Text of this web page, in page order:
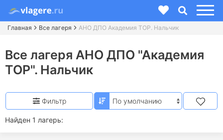
Главная Все лагеря АНО ДПО Академия TOP. Нальчик
Все лагеря АНО ДПО "Академия
TOP". Нальчик
Найден 1 лагерь:
Фильтр